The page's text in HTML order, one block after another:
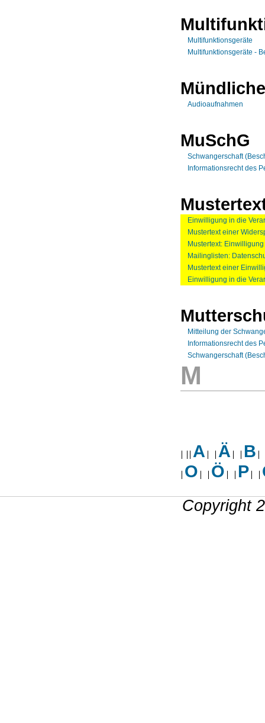
Multifunktionsgeräte
Multifunktionsgeräte -
Audioaufnahmen
MuSchG
Schwangerschaft
Informationsrecht des
Einwilligung in die
Mustertext einer
Mustertext:
Mailinglisten:
Mustertext einer
Einwilligung in die
Mitteilung der
Informationsrecht des
Schwangerschaft
M
A Ä
B
O
Ö P
Copyright